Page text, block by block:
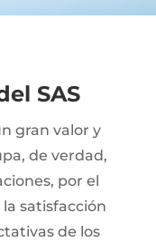
SAS
gran valor y
de verdad,
por el
satisfacción
de los